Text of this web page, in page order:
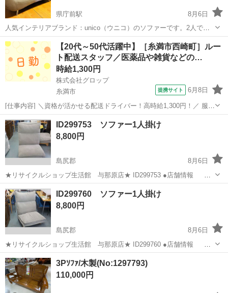
県庁前駅
8月6日
人気インテリアブランド：unico（ウニコ）のソファーです。2人でゆ
ったり、ぎりぎり3人座れます。 取りに来れる方限定でお願いしま
す。引取場所はアパート2階 エレベーターなしです。 【寸法】 幅：
150cm 奥行き：87...
沖縄 那覇市 県庁前駅 ソファ
【20代～50代活躍中】［糸満市西崎町］ルー
ト配送スタッフ／医薬品や雑貨などの…
時給1,300円
株式会社グロップ
糸満市
提携サイト 6月8日
[仕事内容] ＼資格が活かせる配送ドライバー！高時給1,300円！／ 服装
自由で、動きやすいお好きな私服での勤務が可能です◎ 作業中に、い
つでも水分が補給できる働きやすい環境です。 【医薬品や雑貨の配送
ドライバー】 ...
沖縄 糸満市
ID299753 ソファー1人掛け
8,800円
島尻郡
8月6日
★リサイクルショップ生活館 与那原店★ ID299753 ●店舗情報
営業時間：10：00 ～ 19：30(定休日は年末年始のみ） 住
所：与那原町上与那原２８９ 電話番号：ジモティーの規約により掲
載...
沖縄 島尻郡
ID299760 ソファー1人掛け
8,800円
島尻郡
8月6日
★リサイクルショップ生活館 与那原店★ ID299760 ●店舗情報
営業時間：10：00 ～ 19：30(定休日は年末年始のみ） 住
所：与那原町上与那原２８９ 電話番号：ジモティーの規約により掲
載...
沖縄 島尻郡 ソファ
3Pｿﾌｧ/木製(No:1297793)
110,000円